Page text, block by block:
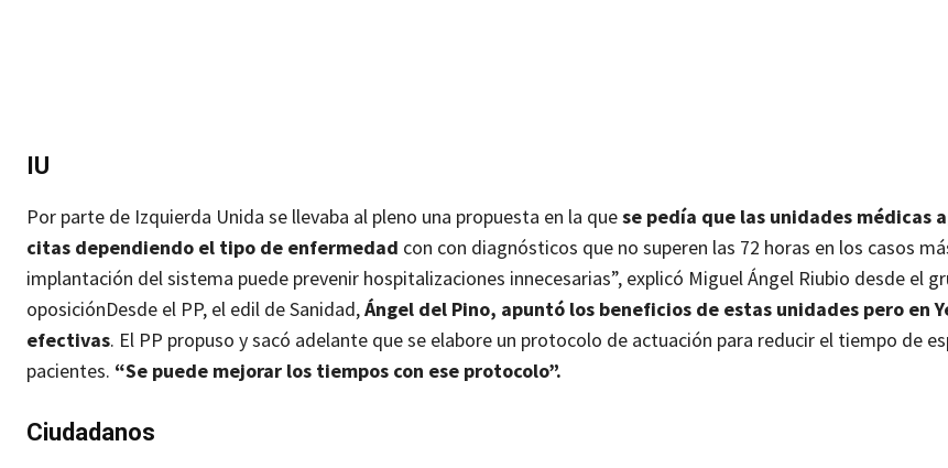
IU
Por parte de Izquierda Unida se llevaba al pleno una propuesta en la quese pedía que las unidades médicas
citas dependiendo el tipo de enfermedad con con diagnósticos que no superen las 72 horas en los casos
implantación del sistema puede prevenir hospitalizaciones innecesarias”, explicó Miguel Ángel Riubio desde el
oposiciónDesde el PP, el edil de Sanidad,Ángel del Pino, apuntó los beneficios de estas unidades pero en
efectivas. El PP propuso y sacó adelante que se elabore un protocolo de actuación para reducir el tiempo de
pacientes. “Se puede mejorar los tiempos con ese protocolo”.
Ciudadanos